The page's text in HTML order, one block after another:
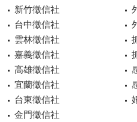
新竹徵信社
台中徵信社
雲林徵信社
嘉義徵信社
高雄徵信社
宜蘭徵信社
台東徵信社
金門徵信社